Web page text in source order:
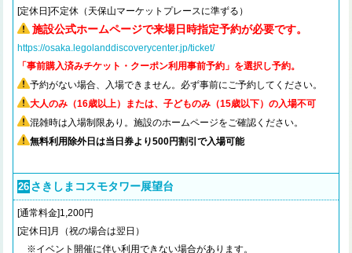
[定休日]不定休（天保山マーケットプレースに準ずる）
施設公式ホームページで来場日時指定予約が必要です。
https://osaka.legolanddiscoverycenter.jp/ticket/
「事前購入済みチケット・クーポン利用事前予約」を選択し予約。
予約がない場合、入場できません。必ず事前にご予約してください。
大人のみ（16歳以上）または、子どものみ（15歳以下）の入場不可
混雑時は入場制限あり。施設のホームページをご確認ください。
無料利用除外日は当日券より500円割引で入場可能
26 さきしまコスモタワー展望台
[通常料金]1,200円
[定休日]月（祝の場合は翌日）
※イベント開催に伴い利用できない場合があります。